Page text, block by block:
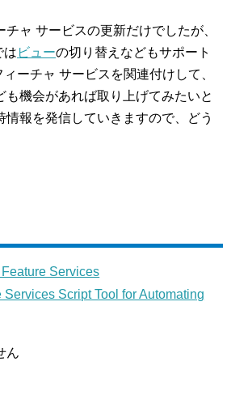
ャ サービスの更新だけでしたが、
は ビューの切り替えなどもサポート
ーチャ サービスを関連付けして、
も機会があれば取り上げてみたいと
情報を発信していきますので、どう
Services
Script Tool for Automating
ん